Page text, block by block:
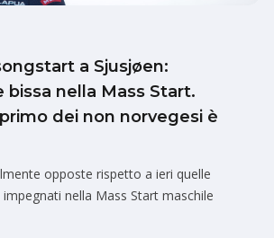
a Sjusjøen:
bissa nella Mass Start.
dei non norvegesi è
opposte rispetto a ieri quelle
nella Mass Start maschile